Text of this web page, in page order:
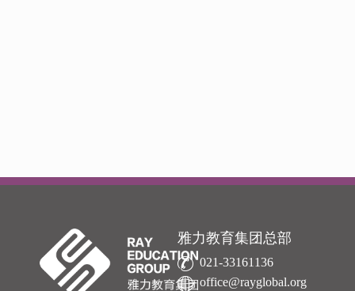
雅力教育集团总部
021-33161136
office@rayglobal.org